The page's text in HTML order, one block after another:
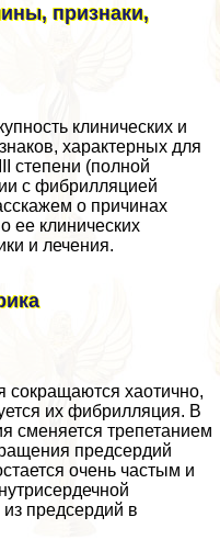
признаки,
клинических и
хаpaктерных для
степени (полной
с фибрилляцией
о причинах
ее клинических
и лечения.
сокращаются хаотично,
их фибрилляция. В
сменяется трепетанием
предсердий
очень частым и
предсердий в